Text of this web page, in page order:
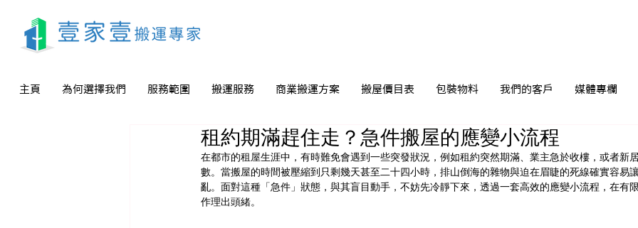
主頁 為何選擇我們 服務範圍 搬運服務 商業搬運方案 搬屋價目表 包裝物料 我們的客戶 媒體專欄
租約期滿趕住走？急件搬屋的應變小流程
在都市的租屋生涯中，有時難免會遇到一些突發狀況，例如租約突然期滿、業主急於收樓，或者新
數。當搬屋的時間被壓縮到只剩幾天甚至二十四小時，排山倒海的雜物與迫在眉睫的死線確實容易
亂。面對這種「急件」狀態，與其盲目動手，不妨先冷靜下來，透過一套高效的應變小流程，在有
作理出頭緒。